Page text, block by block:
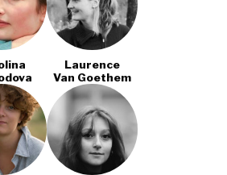
Laurence
Van Goethem